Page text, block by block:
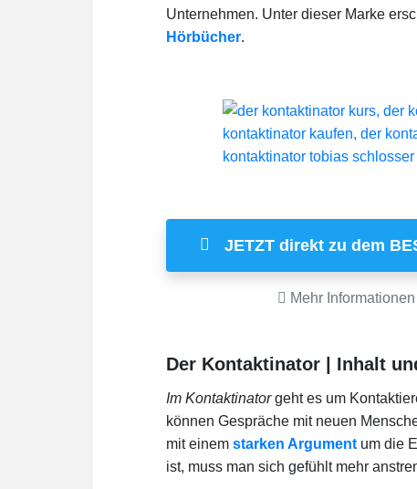
Unternehmen. Unter dieser Marke
Hörbücher.
JETZT direkt zu dem
Mehr
Der Kontaktinator | Inhalt
Im Kontaktinatorgeht es um
können Gespräche mit neuen
mit einem starken Argument um die
ist, muss man sich gefühlt mehr